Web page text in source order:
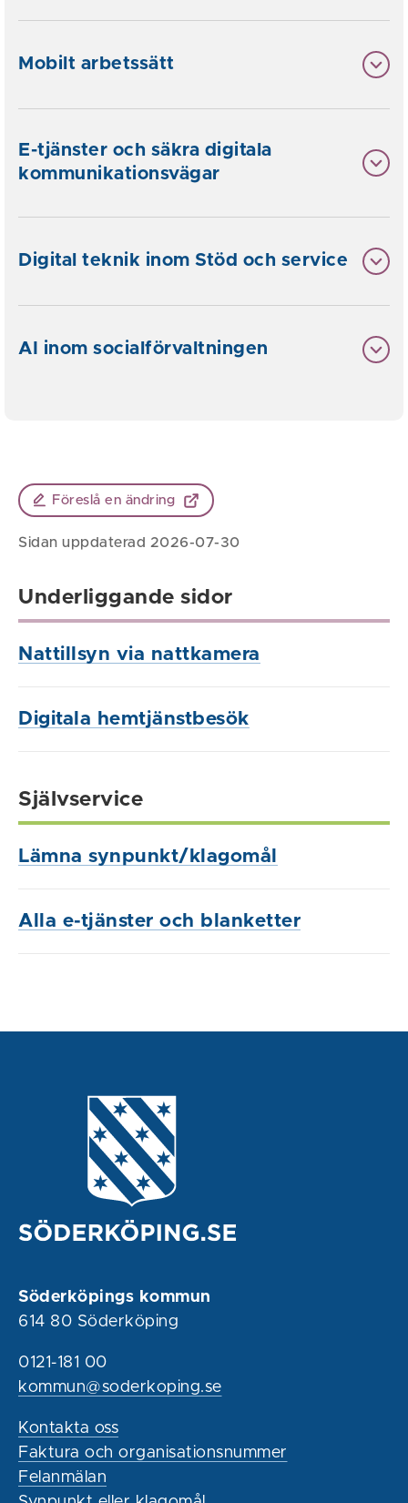
Mobilt arbetssätt
E-tjänster och säkra digitala
kommunikationsvägar
Digital teknik inom Stöd och service
AI inom socialförvaltningen
Föreslå en ändring
Sidan uppdaterad 2026-07-30
Underliggande sidor
Nattillsyn via nattkamera
Digitala hemtjänstbesök
Självservice
Lämna synpunkt/klagomål
Alla e-tjänster och blanketter
Söderköpings kommun
614 80 Söderköping
0121-181 00
kommun@soderkoping.se
Kontakta oss
Faktura och organisationsnummer
Felanmälan